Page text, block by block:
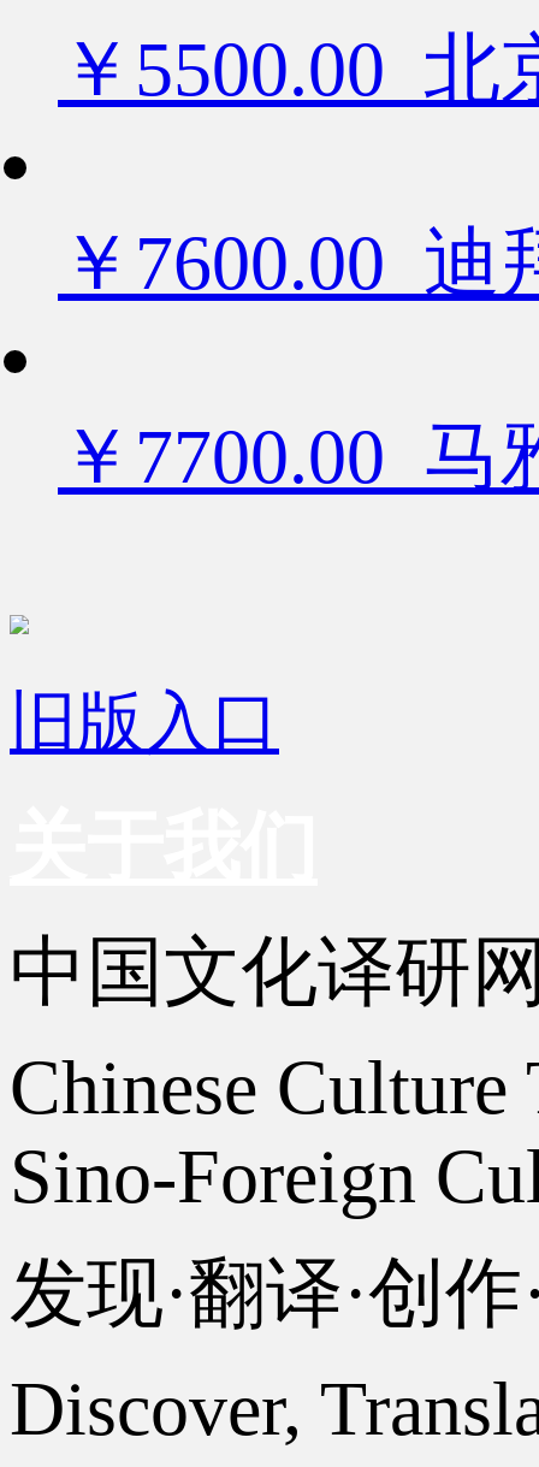
￥5500.00
￥7600.00
￥7700.00 马
旧版入口
中国文化译研
Chinese
Sino-Foreign
发现·翻译·创
Discover,